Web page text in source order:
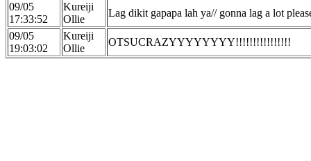
09/05
17:33:52
Kureiji
Ollie
Lag dikit gapapa lah ya// gonna lag a lot
09/05
19:03:02
Kureiji
Ollie
OTSUCRAZYYYYYYYY!!!!!!!!!!!!!!!!